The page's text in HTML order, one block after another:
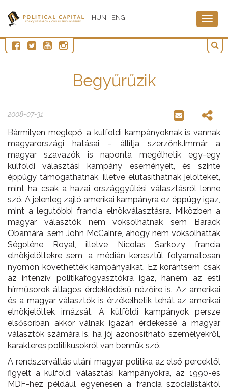
HUN ENG
Begyűrűzik
2008-07-31
Bármilyen meglepő, a külföldi kampányoknak is vannak
magyarországi hatásai – állítja szerzőnk.Immár a
magyar szavazók is naponta megélhetik egy-egy
külföldi választási kampány eseményeit, és szinte
éppúgy támogathatnak, illetve elutasíthatnak jelölteket,
mint ha csak a hazai országgyűlési választásról lenne
szó. A jelenleg zajló amerikai kampányra ez éppúgy igaz,
mint a legutóbbi francia elnökválasztásra. Miközben a
magyar választók nem voksolhatnak sem Barack
Obamára, sem John McCainre, ahogy nem voksolhattak
Ségoléne Royal, illetve Nicolas Sarkozy francia
elnökjelöltekre sem, a médián keresztül folyamatosan
nyomon követhették kampányaikat. Ez korántsem csak
az intenzív politikafogyasztókra igaz, hanem az esti
hírműsorok átlagos érdeklődésű nézőire is. Az amerikai
és a magyar választók is érzékelhetik tehát az amerikai
elnökjelöltek imázsát. A külföldi kampányok persze
elsősorban akkor válnak igazán érdekessé a magyar
választók számára is, ha jój azonosítható személyekről,
karakteres politikusokról van bennük szó.
A rendszerváltás utáni magyar politika az első percektől
figyelt a külföldi választási kampányokra, az 1990-es
MDF-hez például egyenesen a francia szocialistáktól